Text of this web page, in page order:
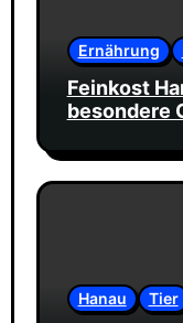
Ernährung
Feinkost
besondere
Hanau Tier